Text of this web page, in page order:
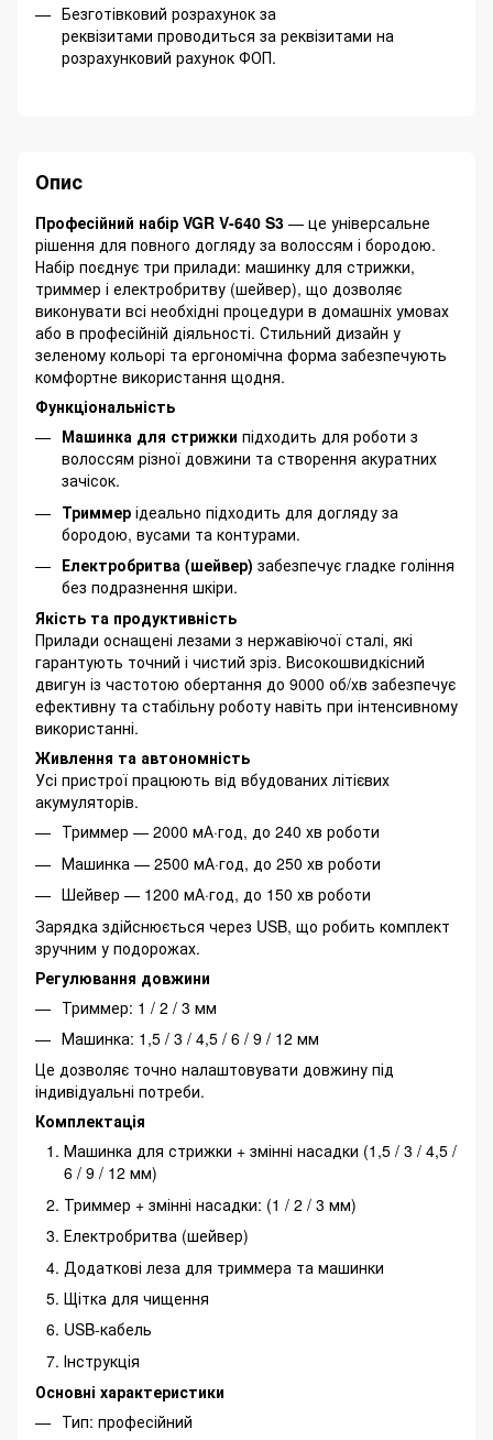
Безготівковий розрахунок за
реквізитами проводиться за реквізитами на
розрахунковий рахунок ФОП.
Опис
Професійний набір VGR V-640 S3 — це універсальне
рішення для повного догляду за волоссям і бородою.
Набір поєднує три прилади: машинку для стрижки,
триммер і електробритву (шейвер), що дозволяє
виконувати всі необхідні процедури в домашніх умовах
або в професійній діяльності. Стильний дизайн у
зеленому кольорі та ергономічна форма забезпечують
комфортне використання щодня.
Функціональність
Машинка для стрижки підходить для роботи з
волоссям різної довжини та створення акуратних
зачісок.
Триммер ідеально підходить для догляду за
бородою, вусами та контурами.
Електробритва (шейвер) забезпечує гладке гоління
без подразнення шкіри.
Якість та продуктивність
Прилади оснащені лезами з нержавіючої сталі, які
гарантують точний і чистий зріз. Високошвидкісний
двигун із частотою обертання до 9000 об/хв забезпечує
ефективну та стабільну роботу навіть при інтенсивному
використанні.
Живлення та автономність
Усі пристрої працюють від вбудованих літієвих
акумуляторів.
Триммер — 2000 мА·год, до 240 хв роботи
Машинка — 2500 мА·год, до 250 хв роботи
Шейвер — 1200 мА·год, до 150 хв роботи
Зарядка здійснюється через USB, що робить комплект
зручним у подорожах.
Регулювання довжини
Триммер: 1 / 2 / 3 мм
Машинка: 1,5 / 3 / 4,5 / 6 / 9 / 12 мм
Це дозволяє точно налаштовувати довжину під
індивідуальні потреби.
Комплектація
Машинка для стрижки + змінні насадки (1,5 / 3 / 4,5 /
6 / 9 / 12 мм)
Триммер + змінні насадки: (1 / 2 / 3 мм)
Електробритва (шейвер)
Додаткові леза для триммера та машинки
Щітка для чищення
USB-кабель
Інструкція
Основні характеристики
Тип: професійний